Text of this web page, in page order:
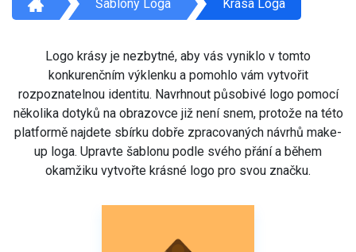
Šablony Loga Krása Loga
Logo krásy je nezbytné, aby vás vyniklo v tomto
konkurenčním výklenku a pomohlo vám vytvořit
rozpoznatelnou identitu. Navrhnout působivé logo pomocí
několika dotyků na obrazovce již není snem, protože na této
platformě najdete sbírku dobře zpracovaných návrhů make-
up loga. Upravte šablonu podle svého přání a během
okamžiku vytvořte krásné logo pro svou značku.